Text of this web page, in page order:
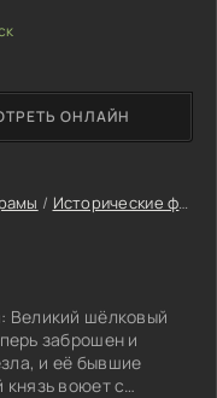
/ Исторические фильмы
Великий шёлковый
заброшен и
и её бывшие
воюет с
ОНЛАЙН